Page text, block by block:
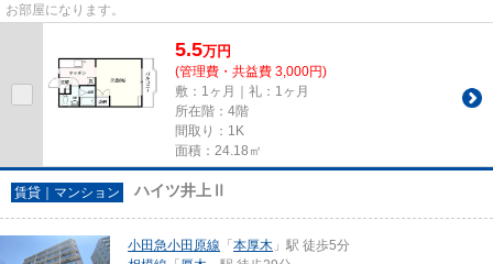
お部屋になります。
5.5万円
(管理費・共益費 3,000円)
敷：1ヶ月｜礼：1ヶ月
所在階：4階
間取り：1K
面積：24.18㎡
賃貸｜マンション ハイツ井上Ⅱ
小田急小田原線 「本厚木 」駅 徒歩5分